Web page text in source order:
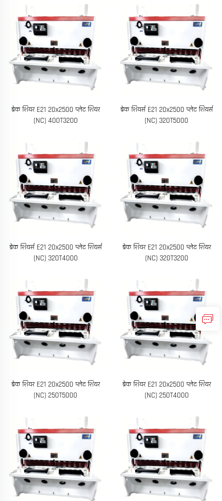
ब्रेक शियर E21 20x2500 प्लेट शियर
(NC) 400T3200
ब्रेक शियर्स E21 20x2500 प्लेट शियर्स
(NC) 320T5000
ब्रेक शियर्स E21 20x2500 प्लेट शियर्स
(NC) 320T4000
ब्रेक शियर E21 20x2500 प्लेट शियर
(NC) 320T3200
ब्रेक शियर E21 20x2500 प्लेट शियर
(NC) 250T5000
ब्रेक शियर E21 20x2500 प्लेट शियर
(NC) 250T4000